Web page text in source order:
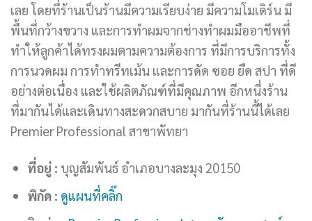
เลย โดยที่ร้านเป็นร้านมีความเรียบง่าย มีความโมเดิร์น มี
พื้นที่กว้างขวาง และการทำผมจากช่างทำผมมืออาชีพที่
ทำให้ลูกค้าได้ทรงผมตามความต้องการ ที่มีการบริการทั้ง
การนวดผม การทำทรีทเม้น และการดัด ซอย ยืด สปา ที่ดี
อย่างต่อเนื่อง และใช้ผลิตภัณฑ์ที่มีคุณภาพ อีกหนึ่งร้าน
ที่มากันได้และเดินทางสะดวกสบาย มากันที่ร้านนี้ได้เลย
Premier Professional สาขาพัทยา
ที่อยู่ : บุญสัมพันธ์ อำเภอบางละมุง 20150
พิกัด : ดูแผนที่คลิ๊ก